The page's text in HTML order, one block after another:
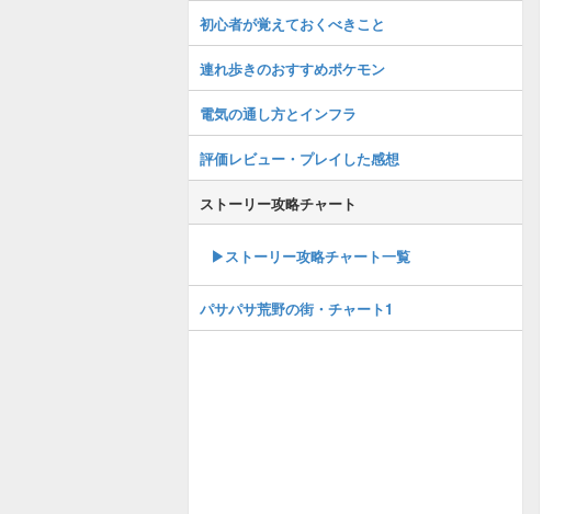
初心者が覚えておくべきこと
連れ歩きのおすすめポケモン
電気の通し方とインフラ
評価レビュー・プレイした感想
ストーリー攻略チャート
▶ストーリー攻略チャート一覧
パサパサ荒野の街・チャート1